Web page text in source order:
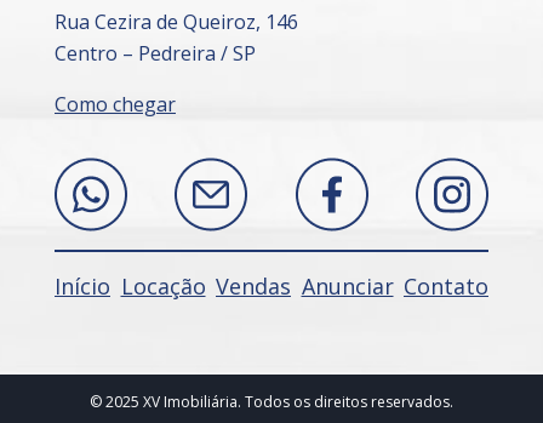
Rua Cezira de Queiroz, 146
Centro – Pedreira / SP
Como chegar
Início Locação Vendas Anunciar Contato
© 2025 XV Imobiliária. Todos os direitos reservados.